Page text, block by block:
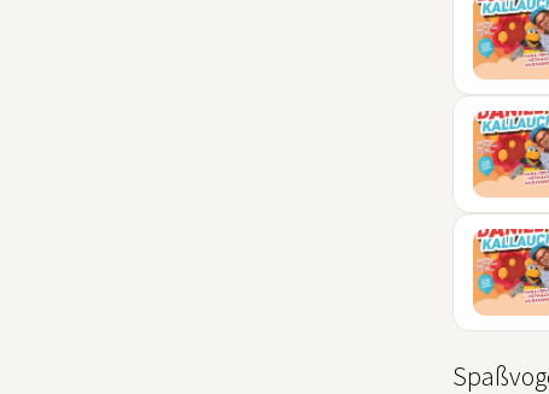
27
FEB
13
MÄR
03